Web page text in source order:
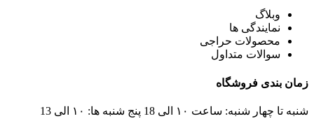
وبلاگ
نمایندگی ها
محصولات حراجی
سوالات متداول
زمان بندی فروشگاه
شنبه تا چهار شنبه: ساعت ۱۰ الی 18 پنج شنبه ها: ۱۰ الی 13